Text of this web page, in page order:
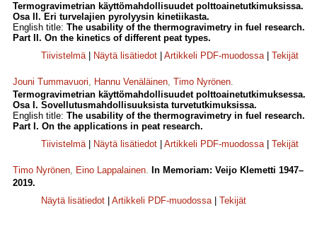
Termogravimetrian käyttömahdollisuudet polttoainetutkimuksissa.
Osa II. Eri turvelajien pyrolyysin kinetiikasta.
English title: The usability of the thermogravimetry in fuel research.
Part II. On the kinetics of different peat types.
Tiivistelmä| Näytä lisätiedot Artikkeli PDF-muodossa| Tekijät
Jouni Tummavuori, Hannu Venäläinen, Timo Nyrönen.
Termogravimetrian käyttömahdollisuudet polttoainetutkimuksessa.
Osa I. Sovellutusmahdollisuuksista turvetutkimuksissa.
English title: The usability of the thermogravimetry in fuel research.
Part I. On the applications in peat research.
Tiivistelmä| Näytä lisätiedot Artikkeli PDF-muodossa| Tekijät
Timo Nyrönen, Eino Lappalainen. In Memoriam: Veijo Klemetti 1947–
2019.
Näytä lisätiedot
Artikkeli PDF-muodossa| Tekijät